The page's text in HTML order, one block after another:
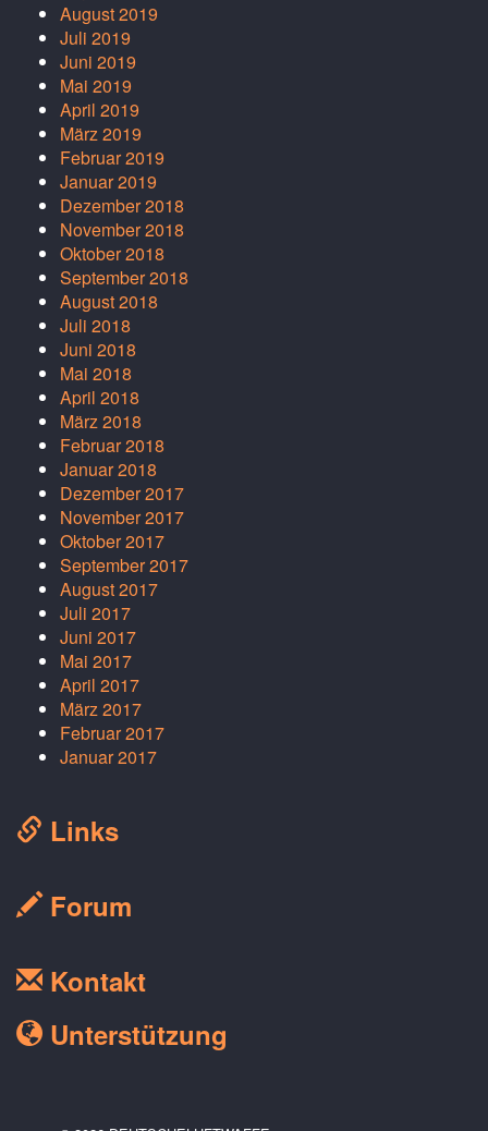
August 2019
Juli 2019
Juni 2019
Mai 2019
April 2019
März 2019
Februar 2019
Januar 2019
Dezember 2018
November 2018
Oktober 2018
September 2018
August 2018
Juli 2018
Juni 2018
Mai 2018
April 2018
März 2018
Februar 2018
Januar 2018
Dezember 2017
November 2017
Oktober 2017
September 2017
August 2017
Juli 2017
Juni 2017
Mai 2017
April 2017
März 2017
Februar 2017
Januar 2017
Links
Forum
Kontakt
Unterstützung